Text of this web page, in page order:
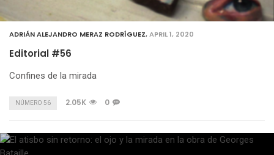
ADRIÁN ALEJANDRO MERAZ RODRÍGUEZ,APRIL 1, 2020
Editorial #56
Confines de la mirada
NÚMERO 56 2.05K 0